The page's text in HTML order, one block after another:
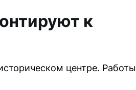
к
центре. Работы